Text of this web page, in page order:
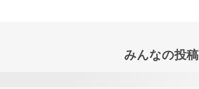
みんなの投稿